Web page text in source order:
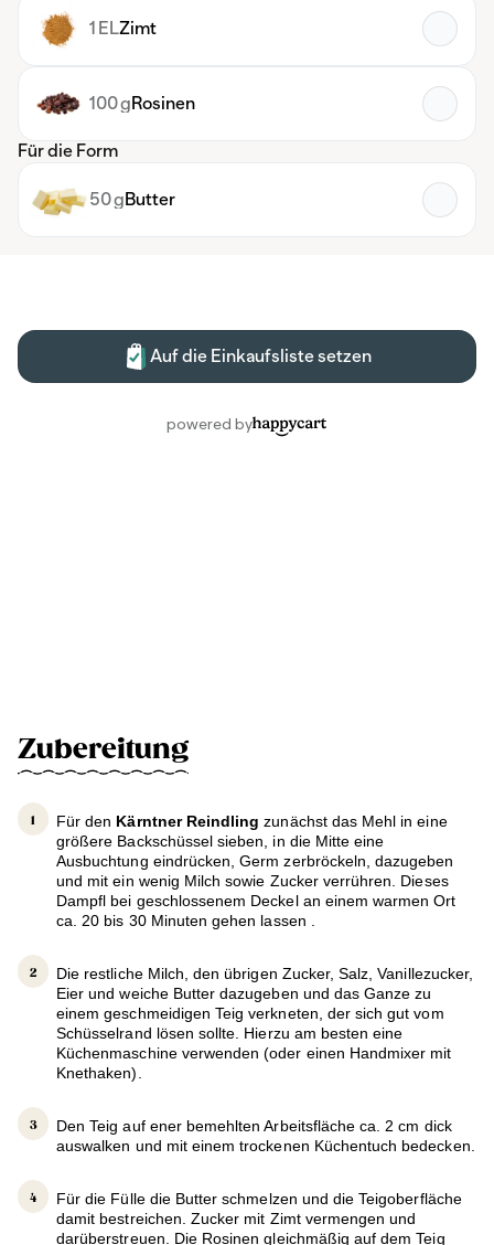
Zubereitung
Für den Kärntner Reindling zunächst das Mehl in eine
größere Backschüssel sieben, in die Mitte eine
Ausbuchtung eindrücken, Germ zerbröckeln, dazugeben
und mit ein wenig Milch sowie Zucker verrühren. Dieses
Dampfl bei geschlossenem Deckel an einem warmen Ort
ca. 20 bis 30 Minuten gehen lassen .
Die restliche Milch, den übrigen Zucker, Salz, Vanillezucker,
Eier und weiche Butter dazugeben und das Ganze zu
einem geschmeidigen Teig verkneten, der sich gut vom
Schüsselrand lösen sollte. Hierzu am besten eine
Küchenmaschine verwenden (oder einen Handmixer mit
Knethaken).
Den Teig auf ener bemehlten Arbeitsfläche ca. 2 cm dick
auswalken und mit einem trockenen Küchentuch bedecken.
Für die Fülle die Butter schmelzen und die Teigoberfläche
damit bestreichen. Zucker mit Zimt vermengen und
darüberstreuen. Die Rosinen gleichmäßig auf dem Teig